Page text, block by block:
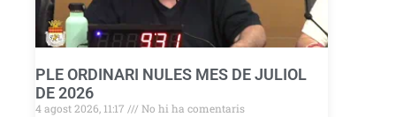
PLE ORDINARI NULES MES DE JULIOL
DE 2026
4 agost 2026, 11:17 No hi ha comentaris